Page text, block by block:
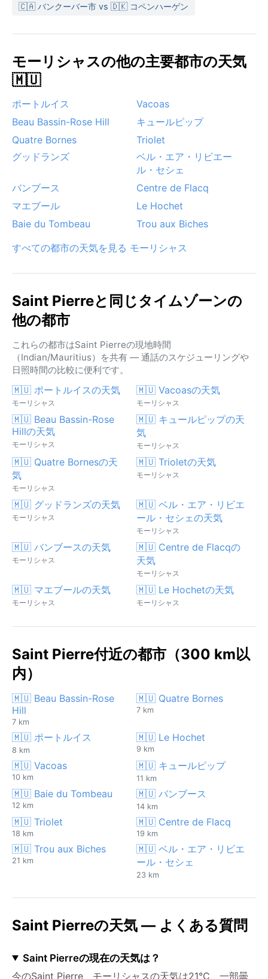
🇨🇦 バンクーバー市 vs 🇩🇰 コペンハーゲン
モーリシャスの他の主要都市の天気
🇲🇺
ポートルイス
Vacoas
Beau Bassin-Rose Hill
キュールピップ
Quatre Bornes
Triolet
グッドランズ
ベル・エア・リビエー
ル・セシェ
バンブース
Centre de Flacq
マエブール
Le Hochet
Baie du Tombeau
Trou aux Biches
すべての都市の天気を見る モーリシャス
Saint Pierreと同じタイムゾーンの
他の都市
これらの都市はSaint Pierreの現地時間
（Indian/Mauritius）を共有 — 通話のスケジューリングや
日照時間の比較に便利です。
🇲🇺 ポートルイスの天気
モーリシャス
🇲🇺 Vacoasの天気
モーリシャス
🇲🇺 Beau Bassin-Rose
Hillの天気
モーリシャス
🇲🇺 キュールピップの天
気
モーリシャス
🇲🇺 Quatre Bornesの天
気
モーリシャス
🇲🇺 Trioletの天気
モーリシャス
🇲🇺 グッドランズの天気
モーリシャス
🇲🇺 ベル・エア・リビエ
ール・セシェの天気
モーリシャス
🇲🇺 バンブースの天気
モーリシャス
🇲🇺 Centre de Flacqの
天気
モーリシャス
🇲🇺 マエブールの天気
モーリシャス
🇲🇺 Le Hochetの天気
モーリシャス
Saint Pierre付近の都市（300 km以
内）
🇲🇺 Beau Bassin-Rose
Hill
7 km
🇲🇺 Quatre Bornes
7 km
🇲🇺 ポートルイス
8 km
🇲🇺 Le Hochet
9 km
🇲🇺 Vacoas
10 km
🇲🇺 キュールピップ
11 km
🇲🇺 Baie du Tombeau
12 km
🇲🇺 バンブース
14 km
🇲🇺 Triolet
18 km
🇲🇺 Centre de Flacq
19 km
🇲🇺 Trou aux Biches
21 km
🇲🇺 ベル・エア・リビエ
ール・セシェ
23 km
Saint Pierreの天気 — よくある質問
Saint Pierreの現在の天気は？
今のSaint Pierre、モーリシャスの天気は21°C、一部曇